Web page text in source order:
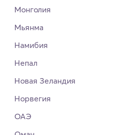
Монголия
Мьянма
Намибия
Непал
Новая Зеландия
Норвегия
ОАЭ